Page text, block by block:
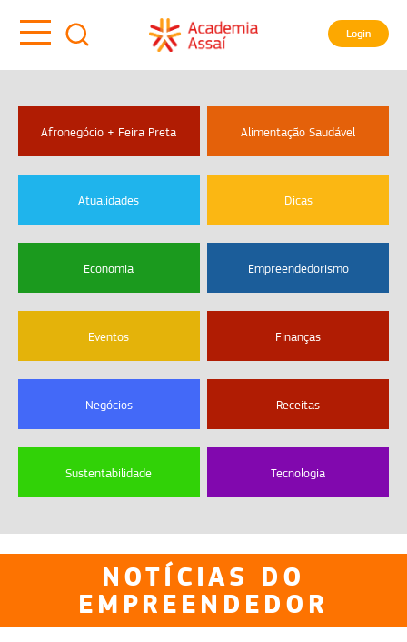
Login
Afronegócio + Feira Preta Alimentação Saudável
Atualidades Dicas
Economia Empreendedorismo
Eventos Finanças
Negócios Receitas
Sustentabilidade Tecnologia
NOTÍCIAS DO
EMPREENDEDOR